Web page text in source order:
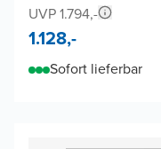
UVP 1.794,-
1.128,-
Sofort lieferbar